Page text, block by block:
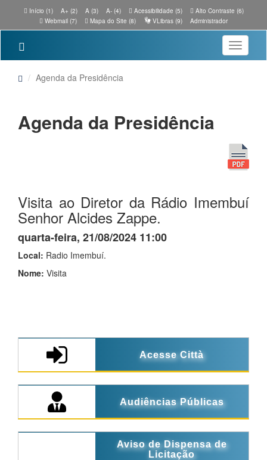
Início (1) A+ (2) A (3) A- (4) Acessibilidade (5)
Alto Contraste (6)
Webmail (7)
Mapa do Site (8) VLibras (9) Administrador
Toggle
Agenda da Presidência
Agenda da Presidência
Visita ao Diretor da Rádio Imembuí
Senhor Alcides Zappe.
quarta-feira, 21/08/2024 11:00
Local: Radio Imembuí.
Nome: Visita
Acesse Città
Audiências Públicas
Aviso de Dispensa de
Licitação